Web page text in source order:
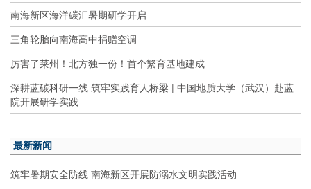
南海新区海洋碳汇暑期研学开启
三角轮胎向南海高中捐赠空调
厉害了莱州！北方独一份！首个繁育基地建成
深耕蓝碳科研一线 筑牢实践育人桥梁 | 中国地质大学（武汉）赴蓝
院开展研学实践
最新新闻
筑牢暑期安全防线 南海新区开展防溺水文明实践活动